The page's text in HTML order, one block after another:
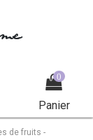
0
Panier
de fruits -